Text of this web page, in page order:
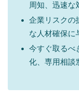
周知、迅速な
企業リスクの
な人材確保に
今すぐ取るべ
化、専用相談